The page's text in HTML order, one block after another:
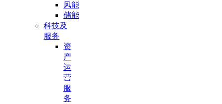
风能
储能
科技及
服务
资
产
运
营
服
务